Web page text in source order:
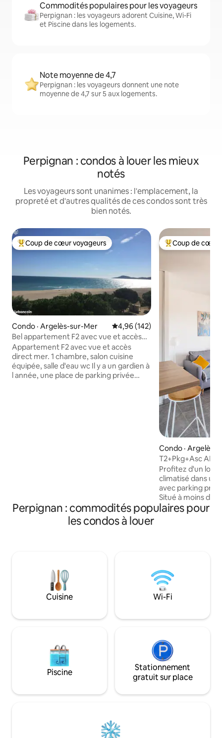
Commodités populaires pour les voyageurs
Perpignan : les voyageurs adorent Cuisine, Wi-Fi
et Piscine dans les logements.
Note moyenne de 4,7
Perpignan : les voyageurs donnent une note
moyenne de 4,7 sur 5 aux logements.
Perpignan : condos à louer les mieux
notés
Les voyageurs sont unanimes : l'emplacement, la
propreté et d'autres qualités de ces condos sont très
bien notés.
Coup de cœur voyageurs parmi les plus aimés
Coup de cœur voyageurs
Condo · Argelès-sur-Mer Note moyenne de 4,96 sur 5,
4,96 (142)
Bel appartement F2 avec vue et accès
direct mer
Appartement F2 avec vue et accès
direct mer. 1 chambre, salon cuisine
équipée, salle d'eau wc Il y a un gardien à
l année, une place de parking privée
Coup de cœur
Coup de cœur
Condo · Argelès-
T2+Pkg+Asc
Vue Pinède
Profitez d'un
climatisé dans
avec parking
Situé à moins de
à côté de tous
du tourisme Balcon 15m2 : table et salon
douche/WC/
Locaux vélo et
Perpignan : commodités populaires pour
les condos à louer
Cuisine Wi-Fi
Piscine
Stationnement
gratuit sur place